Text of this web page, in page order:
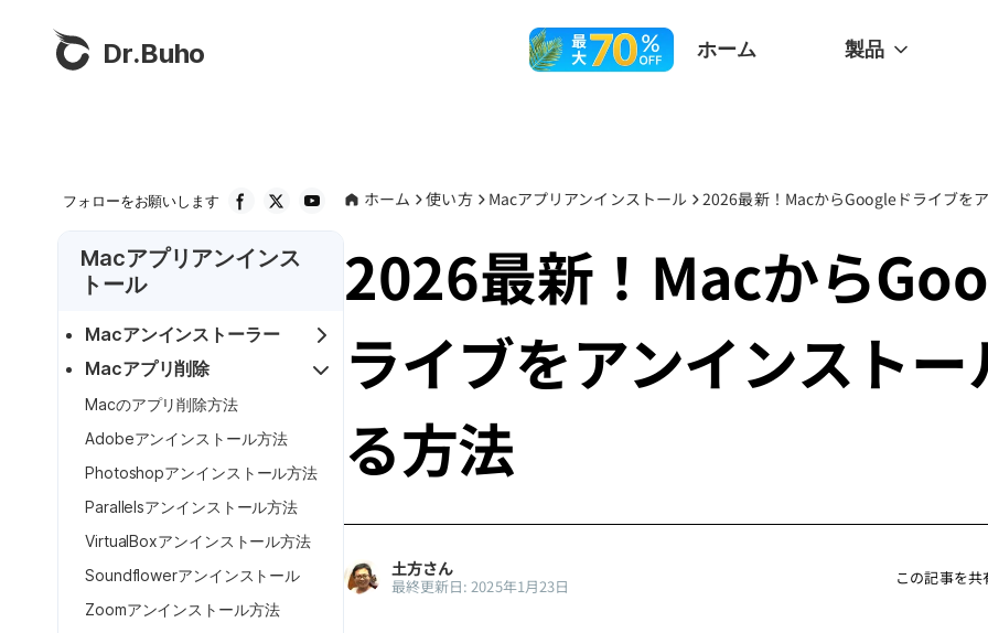
Dr.Buho ホーム 製品
フォローをお願いします
Macアプリアンインス
トール
Macアンインストーラー
Macアプリ削除
Macのアプリ削除方法
Adobeアンインストール方法
Photoshopアンインストール方法
Parallelsアンインストール方法
VirtualBoxアンインストール方法
Soundflowerアンインストール
Zoomアンインストール方法
ホーム 使い方 Macアプリアンインストール
2026最新！Macから
ライブをアンインストー
る方法
土方さん
最終更新日: 2025年1月23日 この記事を共